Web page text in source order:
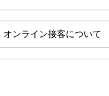
オンライン接客について